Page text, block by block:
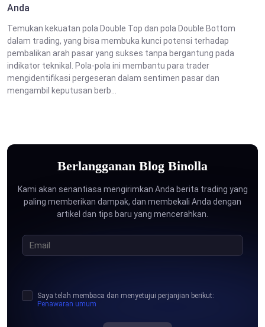
Anda
Temukan kekuatan pola Double Top dan pola Double Bottom
dalam trading, yang bisa membuka kunci potensi terhadap
pembalikan arah pasar yang sukses tanpa bergantung pada
indikator teknikal. Pola-pola ini membantu para trader
mengidentifikasi pergeseran dalam sentimen pasar dan
mengambil keputusan berb...
Berlangganan Blog Binolla
Kami akan senantiasa mengirimkan Anda berita trading yang
paling memberikan dampak, dan membekali Anda dengan
artikel dan tips baru yang mencerahkan.
Saya telah membaca dan menyetujui perjanjian berikut:
Penawaran umum